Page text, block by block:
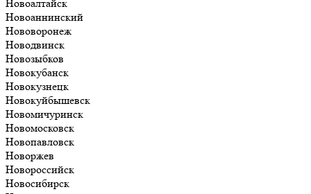
Новоалтайск
Новоаннинский
Нововоронеж
Новодвинск
Новозыбков
Новокубанск
Новокузнецк
Новокуйбышевск
Новомичуринск
Новомосковск
Новопавловск
Новоржев
Новороссийск
Новосибирск